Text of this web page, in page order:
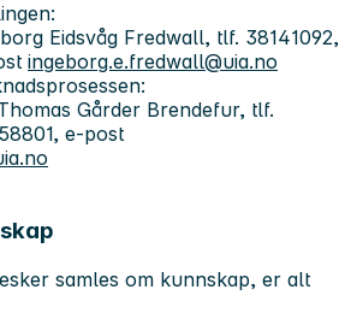
Eidsvåg Fredwall, tlf. 38141092,
ingeborg.e.fredwall@uia.no
Gårder Brendefur, tlf.
e-post
samles om kunnskap, er alt